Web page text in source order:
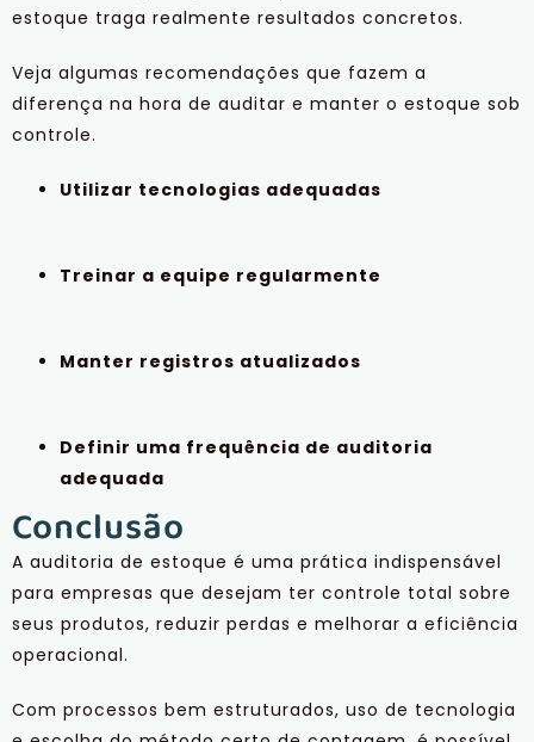
estoque traga realmente resultados concretos.
Veja algumas recomendações que fazem a
diferença na hora de auditar e manter o estoque sob
controle.
Utilizar tecnologias adequadas
Treinar a equipe regularmente
Manter registros atualizados
Definir uma frequência de auditoria
adequada
Conclusão
A auditoria de estoque é uma prática indispensável
para empresas que desejam ter controle total sobre
seus produtos, reduzir perdas e melhorar a eficiência
operacional.
Com processos bem estruturados, uso de tecnologia